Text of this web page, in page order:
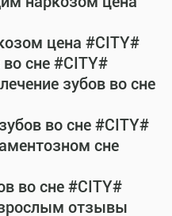
цена #CITY#
сне #CITY#
зубов во сне
во сне #CITY#
сне
во сне #CITY#
отзывы